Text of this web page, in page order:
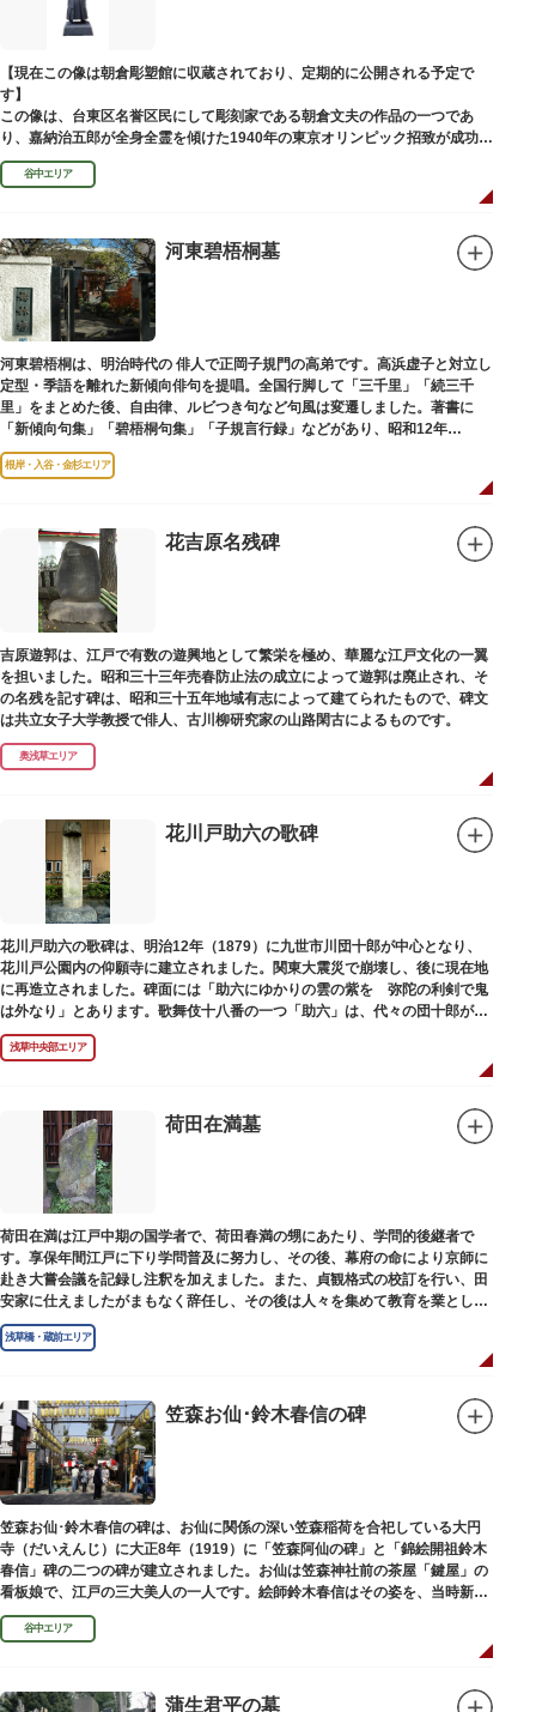
【現在この像は朝倉彫塑館に収蔵されており、定期的に公開される予定で
す】
この像は、台東区名誉区民にして彫刻家である朝倉文夫の作品の一つであ
り、嘉納治五郎が全身全霊を傾けた1940年の東京オリンピック招致が成功
（のちに返上）した、1936年に制作されました。
朝倉文夫は、1907～1910年ころに嘉納と知り合ったと推察されます。その
後も縁があり、嘉納の人柄や骨格などを熟知していた朝倉は、嘉納の海外出
ポーズは、嘉納の柔道家としての「不動の姿勢」を意識したと思われます。
谷中エリア
河東碧梧桐墓
河東碧梧桐は、明治時代の 俳人で正岡子規門の高弟です。高浜虚子と対立し
定型・季語を離れた新傾向俳句を提唱。全国行脚して「三千里」「続三千
里」をまとめた後、自由律、ルビつき句など句風は変遷しました。著書に
「新傾向句集」「碧梧桐句集」「子規言行録」などがあり、昭和12年
（1937）に没し、お墓は梅林寺（ばいりんじ）にあります。
根岸・入谷・金杉エリア
花吉原名残碑
吉原遊郭は、江戸で有数の遊興地として繁栄を極め、華麗な江戸文化の一翼
を担いました。昭和三十三年売春防止法の成立によって遊郭は廃止され、そ
の名残を記す碑は、昭和三十五年地域有志によって建てられたもので、碑文
は共立女子大学教授で俳人、古川柳研究家の山路閑古によるものです。
奥浅草エリア
花川戸助六の歌碑
花川戸助六の歌碑は、明治12年（1879）に九世市川団十郎が中心となり、
花川戸公園内の仰願寺に建立されました。関東大震災で崩壊し、後に現在地
に再造立されました。碑面には「助六にゆかりの雲の紫を 弥陀の利剣で鬼
は外なり」とあります。歌舞伎十八番の一つ「助六」は、代々の団十郎が伝
えていますが、助六の実像は不明です。
浅草中央部エリア
荷田在満墓
荷田在満は江戸中期の国学者で、荷田春満の甥にあたり、学問的後継者で
す。享保年間江戸に下り学問普及に努力し、その後、幕府の命により京師に
赴き大嘗会議を記録し注釈を加えました。また、貞観格式の校訂を行い、田
安家に仕えましたがまもなく辞任し、その後は人々を集めて教育を業としま
した。お墓は金竜寺（きんりゅうじ）境内にあります。
浅草橋・蔵前エリア
笠森お仙･鈴木春信の碑
笠森お仙･鈴木春信の碑は、お仙に関係の深い笠森稲荷を合祀している大円
寺（だいえんじ）に大正8年（1919）に「笠森阿仙の碑」と「錦絵開祖鈴木
春信」碑の二つの碑が建立されました。お仙は笠森神社前の茶屋「鍵屋」の
看板娘で、江戸の三大美人の一人です。絵師鈴木春信はその姿を、当時新し
い絵画様式である多色刷り版画「錦絵」に描きました。
谷中エリア
蒲生君平の墓